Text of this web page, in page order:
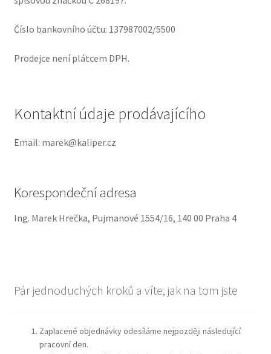
Číslo bankovního účtu: 137987002/5500
Prodejce není plátcem DPH.
Kontaktní údaje prodávajícího
Email: marek@kaliper.cz
Korespondeční adresa
Ing. Marek Hrečka, Pujmanové 1554/16, 140 00 Praha 4
Pár jednoduchých kroků a víte, jak na tom jste
Zaplacené objednávky odesíláme nejpozději následující
pracovní den.